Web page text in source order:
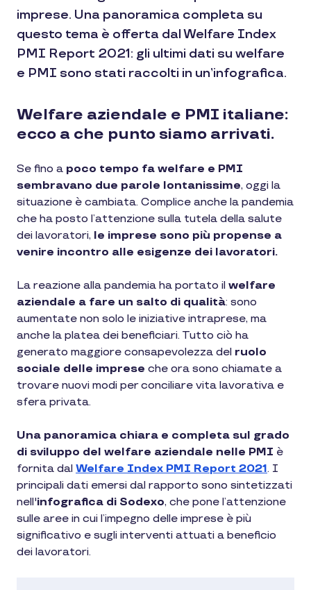
imprese. Una panoramica completa su
questo tema è offerta dal Welfare Index
PMI Report 2021: gli ultimi dati su welfare
e PMI sono stati raccolti in un’infografica.
Welfare aziendale e PMI italiane:
ecco a che punto siamo arrivati.
Se fino a poco tempo fa welfare e PMI
sembravano due parole lontanissime, oggi la
situazione è cambiata. Complice anche la pandemia
che ha posto l’attenzione sulla tutela della salute
dei lavoratori, le imprese sono più propense a
venire incontro alle esigenze dei lavoratori.
La reazione alla pandemia ha portato il welfare
aziendale a fare un salto di qualità: sono
aumentate non solo le iniziative intraprese, ma
anche la platea dei beneficiari. Tutto ciò ha
generato maggiore consapevolezza del ruolo
sociale delle imprese che ora sono chiamate a
trovare nuovi modi per conciliare vita lavorativa e
sfera privata.
Una panoramica chiara e completa sul grado
di sviluppo del welfare aziendale nelle PMI è
fornita dal Welfare Index PMI Report 2021. I
principali dati emersi dal rapporto sono sintetizzati
nell'infografica di Sodexo, che pone l’attenzione
sulle aree in cui l’impegno delle imprese è più
significativo e sugli interventi attuati a beneficio
dei lavoratori.